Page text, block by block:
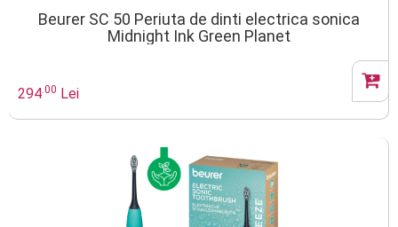
Beurer SC 50 Periuta de dinti electrica sonica
Midnight Ink Green Planet
294.00 Lei